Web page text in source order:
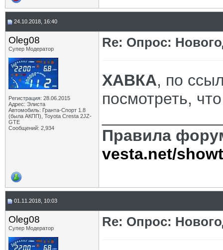
24.10.2018, 16:40
Oleg08
Супер Модератор
Регистрация: 28.06.2015
Адрес: Элиста
Автомобиль: Гранта-Спорт 1.8
(была АКПП), Toyota Cresta 2JZ-
GTE
Сообщений: 2,934
Re: Опрос:
ХАВКА, по
посмотреть,
Правила
vesta.net/
01.11.2018, 10:03
Oleg08
Супер Модератор Re: Опрос: